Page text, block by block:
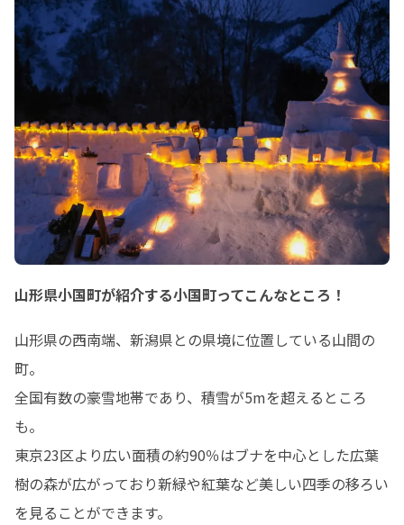
山形県小国町が紹介する小国町ってこんなところ！
山形県の西南端、新潟県との県境に位置している山間の
町。
全国有数の豪雪地帯であり、積雪が5mを超えるところ
も。
東京23区より広い面積の約90％はブナを中心とした広葉
樹の森が広がっており新緑や紅葉など美しい四季の移ろい
を見ることができます。